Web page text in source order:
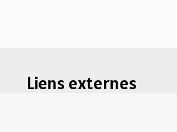
Liens externes